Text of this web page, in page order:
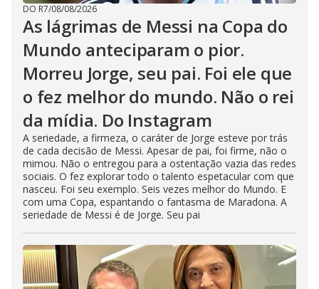
DO R7/08/08/2026
As lágrimas de Messi na Copa do
Mundo anteciparam o pior.
Morreu Jorge, seu pai. Foi ele que
o fez melhor do mundo. Não o rei
da mídia. Do Instagram
A seriedade, a firmeza, o caráter de Jorge esteve por trás
de cada decisão de Messi. Apesar de pai, foi firme, não o
mimou. Não o entregou para a ostentação vazia das redes
sociais. O fez explorar todo o talento espetacular com que
nasceu. Foi seu exemplo. Seis vezes melhor do Mundo. E
com uma Copa, espantando o fantasma de Maradona. A
seriedade de Messi é de Jorge. Seu pai